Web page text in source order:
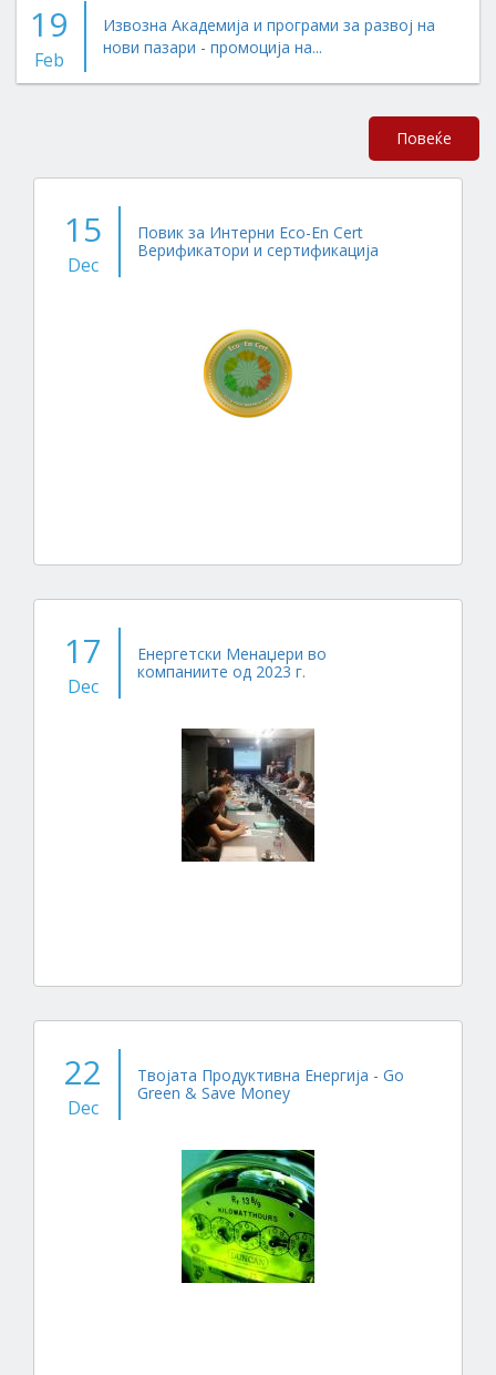
19
Feb
Извозна Академија и програми за развој на
нови пазари - промоција на...
Повеќе
15
Dec
Повик за Интерни Eco-En Cert
Верификатори и сертификација
17
Dec
Енергетски Менаџери во
компаниите од 2023 г.
22
Dec
Твојата Продуктивна Енергија - Go
Green & Save Money